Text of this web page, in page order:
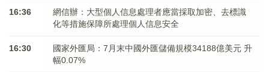
16:36
網信辦：大型個人信息處理者應當採取加密、去標識
化等措施保障所處理個人信息安全
16:30
國家外匯局：7月末中國外匯儲備規模34188億美元 升
幅0.07%